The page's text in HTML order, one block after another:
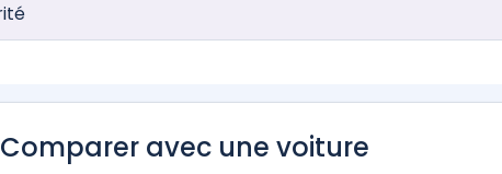
Comparer avec une voiture